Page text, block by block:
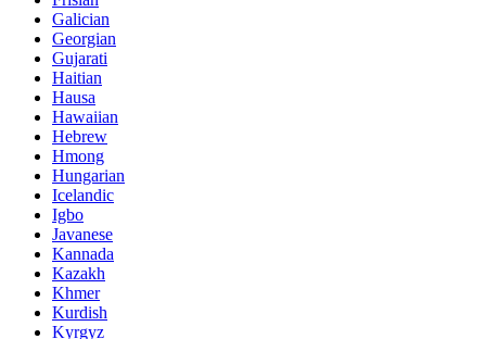
Galician
Georgian
Gujarati
Haitian
Hausa
Hawaiian
Hebrew
Hmong
Hungarian
Icelandic
Igbo
Javanese
Kannada
Kazakh
Khmer
Kurdish
Kyrgyz